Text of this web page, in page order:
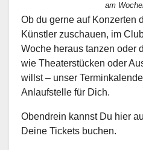
am
Ob du gerne auf Konzerten
Künstler zuschauen, im
Woche heraus tanzen oder
wie Theaterstücken oder
willst – unser
Anlaufstelle für Dich.
Obendrein kannst Du hier
Deine Tickets buchen.